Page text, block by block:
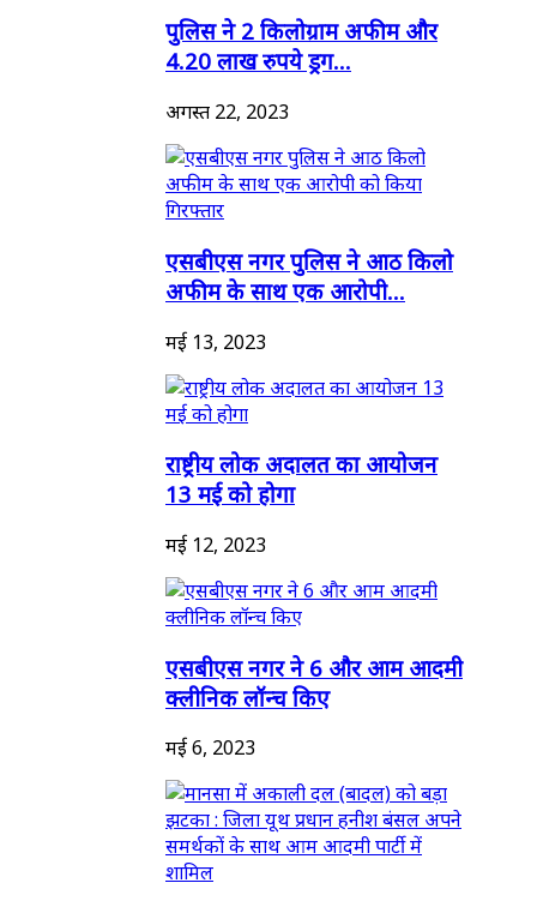
पुलिस ने 2 किलोग्राम अफीम और
4.20 लाख रुपये ड्रग...
अगस्त 22, 2023
एसबीएस नगर पुलिस ने आठ किलो
अफीम के साथ एक आरोपी...
मई 13, 2023
राष्ट्रीय लोक अदालत का आयोजन
13 मई को होगा
मई 12, 2023
एसबीएस नगर ने 6 और आम आदमी
क्लीनिक लॉन्च किए
मई 6, 2023